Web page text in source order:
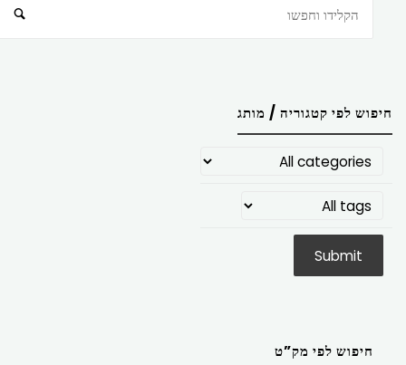
חיפוש לפי קטגוריה / מותג
חיפוש לפי מק”ט